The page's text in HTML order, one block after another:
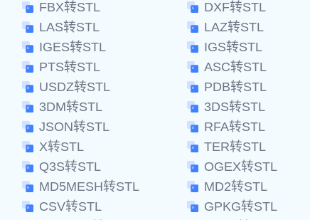
FBX转STL DXF转STL
LAS转STL LAZ转STL
IGES转STL IGS转STL
PTS转STL ASC转STL
USDZ转STL PDB转STL
3DM转STL 3DS转STL
JSON转STL RFA转STL
X转STL TER转STL
Q3S转STL OGEX转STL
MD5MESH转STL MD2转STL
CSV转STL GPKG转STL